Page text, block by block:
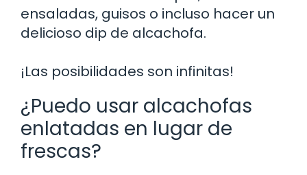
ensaladas, guisos o incluso hacer un
delicioso dip de alcachofa.
¡Las posibilidades son infinitas!
¿Puedo usar alcachofas
enlatadas en lugar de
frescas?